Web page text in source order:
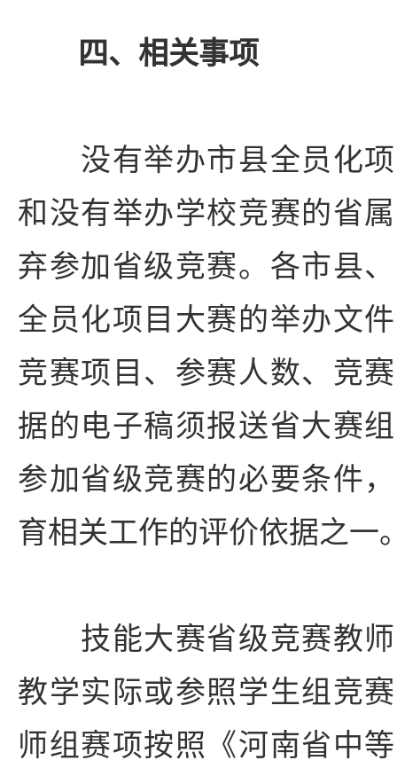
四、相关事项
没有举办市县全员化项
和没有举办学校竞赛的省
弃参加省级竞赛。各市县
全员化项目大赛的举办文
竞赛项目、参赛人数、竞
据的电子稿须报送省大赛
参加省级竞赛的必要条件
育相关工作的评价依据之一
技能大赛省级竞赛教师
教学实际或参照学生组竞
师组赛项按照《河南省中